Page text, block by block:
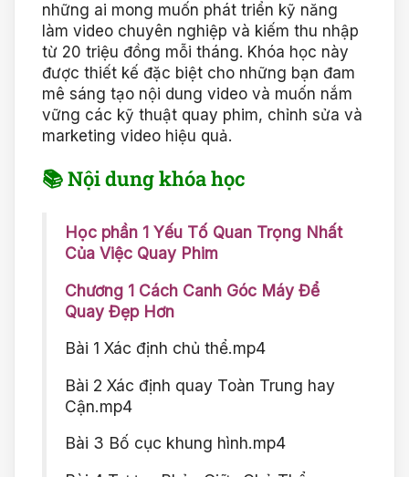
những ai mong muốn phát triển kỹ năng
làm video chuyên nghiệp và kiếm thu nhập
từ 20 triệu đồng mỗi tháng. Khóa học này
được thiết kế đặc biệt cho những bạn đam
mê sáng tạo nội dung video và muốn nắm
vững các kỹ thuật quay phim, chỉnh sửa và
marketing video hiệu quả.
📚 Nội dung khóa học
Học phần 1 Yếu Tố Quan Trọng Nhất
Của Việc Quay Phim
Chương 1 Cách Canh Góc Máy Để
Quay Đẹp Hơn
Bài 1 Xác định chủ thể.mp4
Bài 2 Xác định quay Toàn Trung hay
Cận.mp4
Bài 3 Bố cục khung hình.mp4